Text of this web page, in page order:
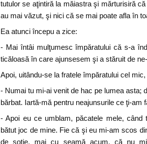
tutulor se aţintiră la măiastra şi mărturisiră
au mai văzut, şi nici că se mai poate afla în
Ea atunci începu a zice:
- Mai întâi mulţumesc împăratului că s-a
ticăloasă în care ajunsesem şi a stăruit de
Apoi, uitându-se la fratele împăratului cel
- Numai tu mi-ai venit de hac pe lumea asta;
bărbat. Iartă-mă pentru neajunsurile ce ţi-am
- Apoi eu ce umblam, păcatele mele,
bătut joc de mine. Fie că şi eu mi-am scos
de soţie, mai cu seamă acum, că nu